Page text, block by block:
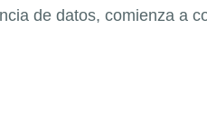
de datos, comienza a